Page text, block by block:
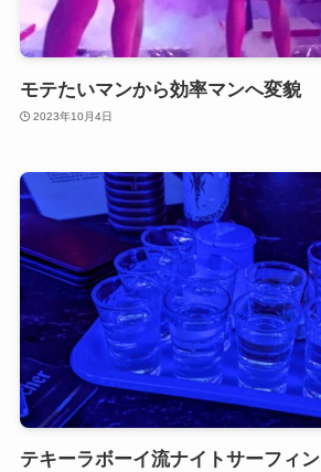
モテたいマンから効率マンへ変貌
2023年10月4日
テキーラボーイ流ナイトサーフィン